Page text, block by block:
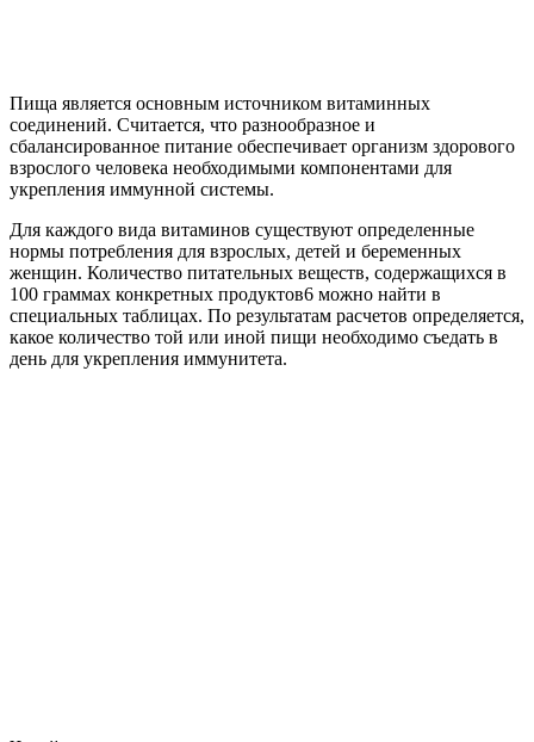
Пища является основным источником витаминных
соединений. Считается, что разнообразное и
сбалансированное питание обеспечивает организм здорового
взрослого человека необходимыми компонентами для
укрепления иммунной системы.
Для каждого вида витаминов существуют определенные
нормы потребления для взрослых, детей и беременных
женщин. Количество питательных веществ, содержащихся в
100 граммах конкретных продуктов6 можно найти в
специальных таблицах. По результатам расчетов определяется,
какое количество той или иной пищи необходимо съедать в
день для укрепления иммунитета.